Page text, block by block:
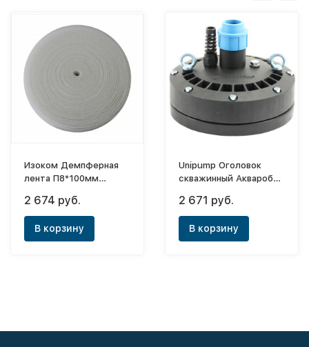
Изоком Демпферная
лента П8*100мм
2 674 руб.
В корзину
Unipump Оголовок
скважинный Акваробот
2 671 руб.
В корзину